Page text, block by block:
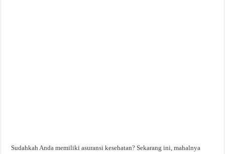
Sudahkah Anda memiliki asuransi kesehatan? Sekarang ini, mahalnya